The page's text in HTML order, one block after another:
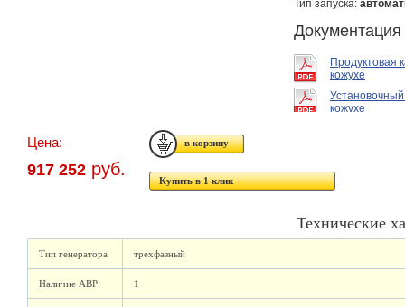
Тип запуска:
Документация
Продуктовая
кожухе
кожухе
Цена:
917 252 руб.
Купить в 1 клик
Технические
Тип генератора трехфазный
Наличие АВР 1